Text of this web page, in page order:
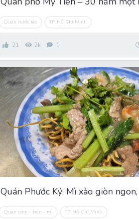
Quán nước lèo TP. Hồ Chí Minh
21 2k 1
Quán Phước Ký: Mì xào giòn
Quán cơm - bún - mì TP. Hồ Chí Minh